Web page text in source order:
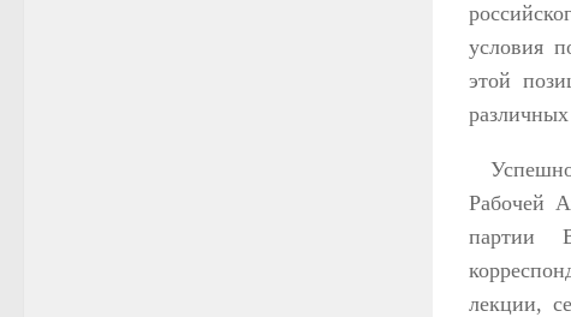
условия
этой
Рабочей
партии
лекции,